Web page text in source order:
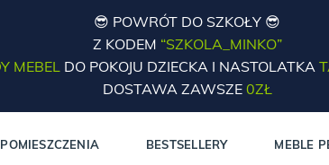
😎 POWRÓT DO SZKOŁY 😎
Z KODEM “SZKOLA_MINKO”
MEBELDO POKOJU DZIECKA I NASTOLATKA
DOSTAWA ZAWSZE 0ZŁ
POMIESZCZENIA BESTSELLERY MEBLE